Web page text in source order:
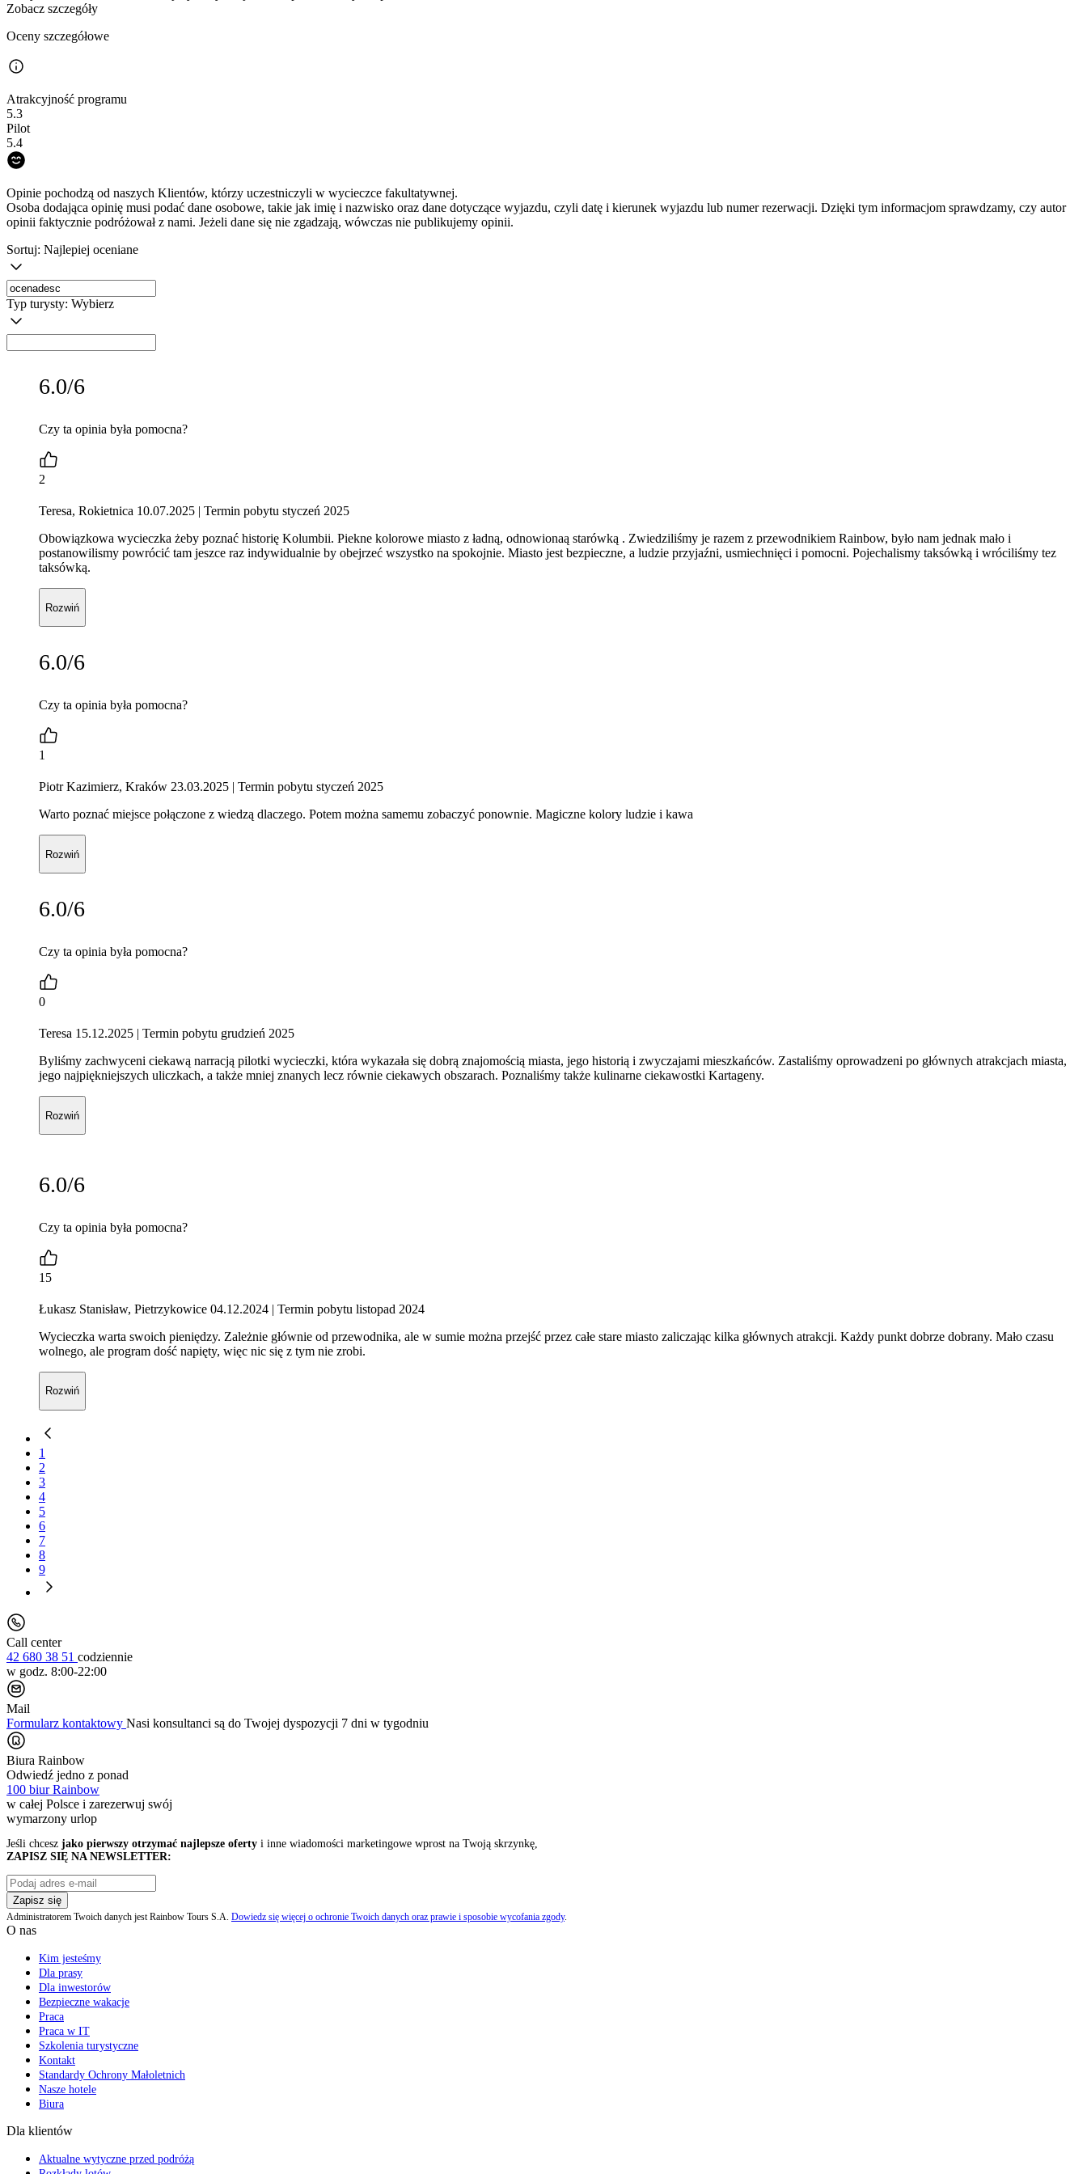
Zobacz szczegóły
Oceny szczegółowe
Atrakcyjność programu
5.3
Pilot
5.4
Opinie pochodzą od naszych Klientów, którzy uczestniczyli w wycieczce fakultatywnej.
Osoba dodająca opinię musi podać dane osobowe, takie jak imię i nazwisko oraz dane dotyczące wyjazdu, czyli datę i kierunek wyjazdu lub numer rezerwacji. Dzięki tym informacjom sprawdzamy, czy autor
opinii faktycznie podróżował z nami. Jeżeli dane się nie zgadzają, wówczas nie publikujemy opinii.
Sortuj: Najlepiej oceniane
Typ turysty: Wybierz
6.0/6
Czy ta opinia była pomocna?
2
Teresa, Rokietnica 10.07.2025 | Termin pobytu styczeń 2025
Obowiązkowa wycieczka żeby poznać historię Kolumbii. Piekne kolorowe miasto z ładną, odnowionaą starówką . Zwiedziliśmy je razem z przewodnikiem Rainbow, było nam jednak mało i
postanowilismy powrócić tam jeszce raz indywidualnie by obejrzeć wszystko na spokojnie. Miasto jest bezpieczne, a ludzie przyjaźni, usmiechnięci i pomocni. Pojechalismy taksówką i wróciliśmy tez
taksówką.
Rozwiń
6.0/6
Czy ta opinia była pomocna?
1
Piotr Kazimierz, Kraków 23.03.2025 | Termin pobytu styczeń 2025
Warto poznać miejsce połączone z wiedzą dlaczego. Potem można samemu zobaczyć ponownie. Magiczne kolory ludzie i kawa
Rozwiń
6.0/6
Czy ta opinia była pomocna?
0
Teresa 15.12.2025 | Termin pobytu grudzień 2025
Byliśmy zachwyceni ciekawą narracją pilotki wycieczki, która wykazała się dobrą znajomością miasta, jego historią i zwyczajami mieszkańców. Zastaliśmy oprowadzeni po głównych atrakcjach miasta,
jego najpiękniejszych uliczkach, a także mniej znanych lecz równie ciekawych obszarach. Poznaliśmy także kulinarne ciekawostki Kartageny.
Rozwiń
6.0/6
Czy ta opinia była pomocna?
15
Łukasz Stanisław, Pietrzykowice 04.12.2024 | Termin pobytu listopad 2024
Wycieczka warta swoich pieniędzy. Zależnie głównie od przewodnika, ale w sumie można przejść przez całe stare miasto zaliczając kilka głównych atrakcji. Każdy punkt dobrze dobrany. Mało czasu
wolnego, ale program dość napięty, więc nic się z tym nie zrobi.
Rozwiń
1
2
3
4
5
6
7
8
9
Call center
42 680 38 51 codziennie
w godz. 8:00-22:00
Mail
Formularz kontaktowy Nasi konsultanci są do Twojej dyspozycji 7 dni w tygodniu
Biura Rainbow
Odwiedź jedno z ponad
100 biur Rainbow
w całej Polsce i zarezerwuj swój
wymarzony urlop
Jeśli chcesz jako pierwszy otrzymać najlepsze oferty i inne wiadomości marketingowe wprost na Twoją skrzynkę,
ZAPISZ SIĘ NA NEWSLETTER:
Zapisz się
Administratorem Twoich danych jest Rainbow Tours S.A. Dowiedz się więcej o ochronie Twoich danych oraz prawie i sposobie wycofania zgody.
O nas
Kim jesteśmy
Dla prasy
Dla inwestorów
Bezpieczne wakacje
Praca
Praca w IT
Szkolenia turystyczne
Kontakt
Standardy Ochrony Małoletnich
Nasze hotele
Biura
Dla klientów
Aktualne wytyczne przed podróżą